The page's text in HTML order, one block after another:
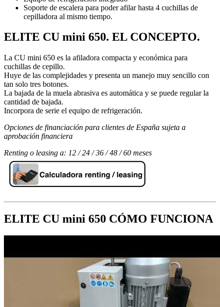
Soporte de escalera para poder afilar hasta 4 cuchillas de
cepilladora al mismo tiempo.
ELITE CU mini 650. EL CONCEPTO.
La CU mini 650 es la afiladora compacta y económica para
cuchillas de cepillo.
Huye de las complejidades y presenta un manejo muy sencillo con
tan solo tres botones.
La bajada de la muela abrasiva es automática y se puede regular la
cantidad de bajada.
Incorpora de serie el equipo de refrigeración.
Opciones de financiación para clientes de España sujeta a
aprobación financiera
Renting o leasing a: 12 / 24 / 36 / 48 / 60 meses
ELITE CU mini 650 CÓMO FUNCIONA